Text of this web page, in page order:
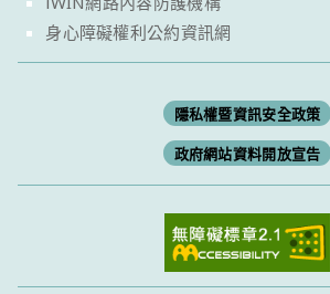
身心障礙權利公約資訊網
隱私權暨資訊安全政策
政府網站資料開放宣告